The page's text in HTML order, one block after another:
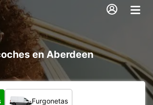
en Aberdeen
Furgonetas